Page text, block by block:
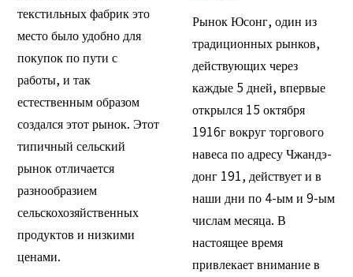
текстильных фабрик это
место было удобно для
покупок по пути с
работы, и так
естественным образом
создался этот рынок. Этот
типичный сельский
рынок отличается
разнообразием
сельскохозяйственных
продуктов и низкими
ценами.
Рынок Юсонг, один из
традиционных рынков,
действующих через
каждые 5 дней, впервые
открылся 15 октября
1916г вокруг торгового
навеса по адресу Чжандэ-
донг 191, действует и в
наши дни по 4-ым и 9-ым
числам месяца. В
настоящее время
привлекает внимание в